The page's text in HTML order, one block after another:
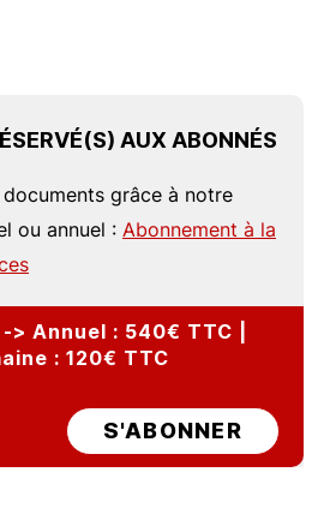
AUX ABONNÉS
grâce à notre
ou annuel : Abonnement à la
> Annuel : 540€ TTC |
: 120€ TTC
S'ABONNER